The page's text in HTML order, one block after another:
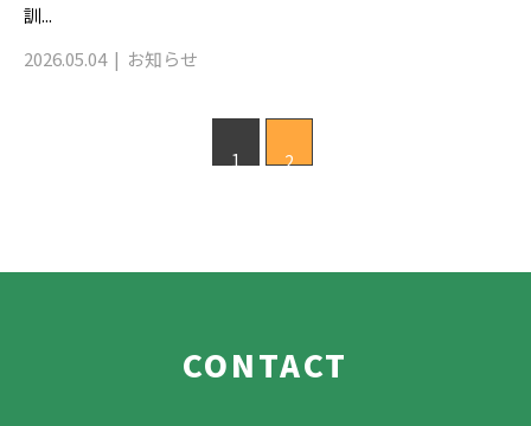
訓...
2026.05.04
お知らせ
1 2
CONTACT